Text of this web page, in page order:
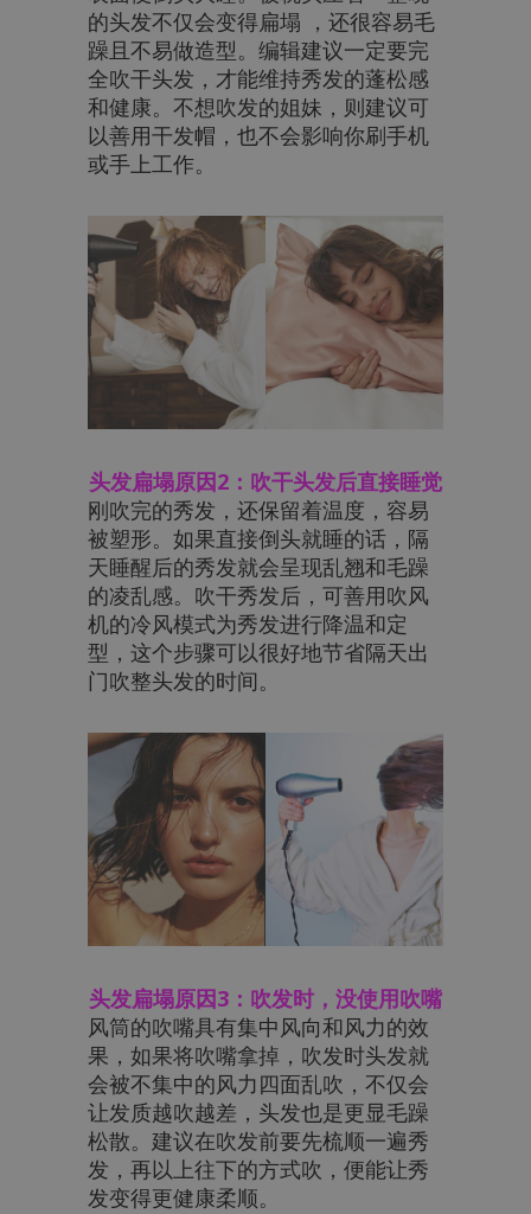
的头发不仅会变得扁塌 ，还很容易毛
躁且不易做造型。编辑建议一定要完
全吹干头发，才能维持秀发的蓬松感
和健康。不想吹发的姐妹，则建议可
以善用干发帽，也不会影响你刷手机
或手上工作。
头发扁塌原因2：吹干头发后直接睡觉
刚吹完的秀发，还保留着温度，容易
被塑形。如果直接倒头就睡的话，隔
天睡醒后的秀发就会呈现乱翘和毛躁
的凌乱感。吹干秀发后，可善用吹风
机的冷风模式为秀发进行降温和定
型，这个步骤可以很好地节省隔天出
门吹整头发的时间。
头发扁塌原因3：吹发时，没使用吹嘴
风筒的吹嘴具有集中风向和风力的效
果，如果将吹嘴拿掉，吹发时头发就
会被不集中的风力四面乱吹，不仅会
让发质越吹越差，头发也是更显毛躁
松散。建议在吹发前要先梳顺一遍秀
发，再以上往下的方式吹，便能让秀
发变得更健康柔顺。